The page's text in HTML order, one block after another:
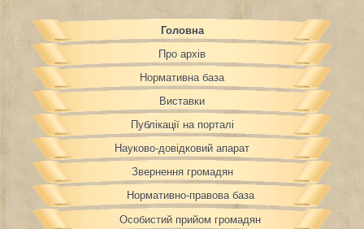
Головна
Про архів
Нормативна база
Виставки
Публікації на порталі
Науково-довідковий апарат
Звернення громадян
Нормативно-правова база
Особистий прийом громадян